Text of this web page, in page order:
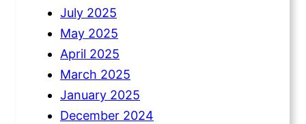
July 2025
May 2025
April 2025
March 2025
January 2025
December 2024